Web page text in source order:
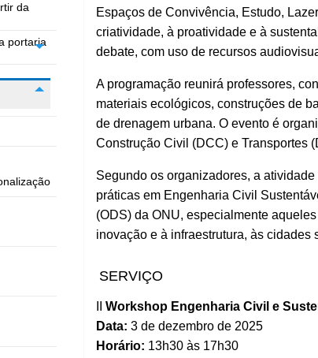
da
portaria
Espaços de Convivência, Estudo,
criatividade, à proatividade e à
debate, com uso de recursos
A programação reunirá professores,
materiais ecológicos, construções de
de drenagem urbana. ​O evento é
Construção Civil (DCC) e Transportes
Segundo os organizadores, a
práticas em Engenharia Civil
(ODS) da ONU, especialmente
inovação e à infraestrutura, às
SERVIÇO
Workshop Engenharia Civil e
Data: 3 de dezembro de 2025
Horário: 13h30 às 17h30